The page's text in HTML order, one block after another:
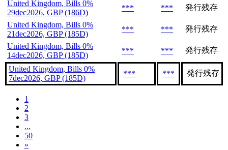
United Kingdom, Bills 0%
29dec2026, GBP (186D)
*** ***
発行残存
United Kingdom, Bills 0%
21dec2026, GBP (185D)
*** ***
発行残存
United Kingdom, Bills 0%
14dec2026, GBP (185D)
*** *** 発行残存
United Kingdom, Bills 0%
7dec2026, GBP (185D)
*** *** 発行残存
1
2
3
...
50
»